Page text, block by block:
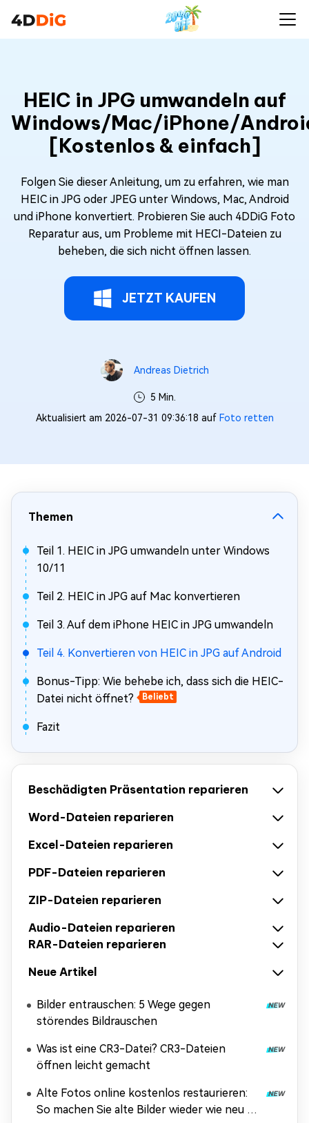
HEIC in JPG umwandeln auf
Windows/Mac/iPhone/
[Kostenlos & einfach]
Folgen Sie dieser Anleitung, um zu erfahren, wie man
HEIC in JPG oder JPEG unter Windows, Mac, Android
und iPhone konvertiert. Probieren Sie auch 4DDiG Foto
Reparatur aus, um Probleme mit HECI-Dateien zu
beheben, die sich nicht öffnen lassen.
JETZT KAUFEN
Andreas Dietrich
5 Min.
Aktualisiert am 2026-07-31 09:36:18 auf Foto retten
Themen
Teil 1. HEIC in JPG umwandeln unter Windows
10/11
Teil 2. HEIC in JPG auf Mac konvertieren
Teil 3. Auf dem iPhone HEIC in JPG umwandeln
Teil 4. Konvertieren von HEIC in JPG auf Android
Bonus-Tipp: Wie behebe ich, dass sich die HEIC-
Datei nicht öffnet?
Beliebt
Fazit
Beschädigten Präsentation reparieren
Word-Dateien reparieren
Excel-Dateien reparieren
PDF-Dateien reparieren
ZIP-Dateien reparieren
Audio-Dateien reparieren
RAR-Dateien reparieren
Neue Artikel
Bilder entrauschen: 5 Wege gegen
störendes Bildrauschen
Was ist eine CR3-Datei? CR3-Dateien
öffnen leicht gemacht
Alte Fotos online kostenlos restaurieren:
So machen Sie alte Bilder wieder wie neu –